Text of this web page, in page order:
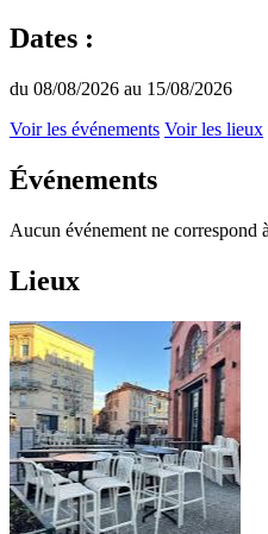
Dates :
du 08/08/2026 au 15/08/2026
Voir les événements Voir les lieux
Événements
Aucun événement ne correspond
Lieux